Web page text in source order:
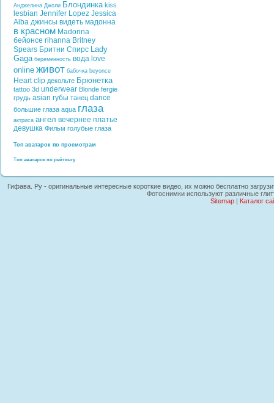
Анджелина Джоли Блондинка kiss
lesbian Jennifer Lopez Jessica
Alba джинсы видеть мадонна
в красном Madonna
бейонсе rihanna Britney
Spears Бритни Спирс Lady
Gaga беременность вода love
online живот бабочка beyonce
Heart clip декольте Брюнетка
tattoo 3d underwear Blonde fergie
грудь asian губы танец dance
большие глаза aqua глаза
актриса ангел вечернее платье
девушка Фильм голубые глаза
Топ аватарок по просмотрам
Топ аватарок по рейтингу
Гифава. Ру - оригинальные интересные короткие видео, их можно бесплатно
Фотоснимки используют различные
Sitemap| Каталог